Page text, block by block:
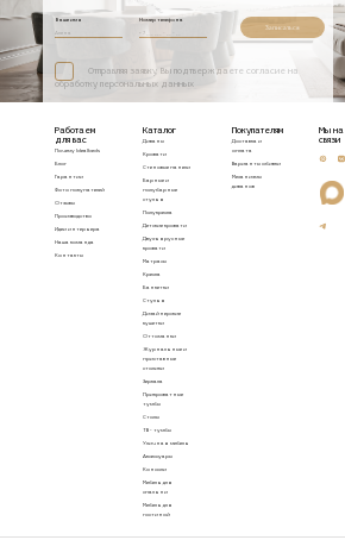
Ваше имя Номер телефона
Записаться
Отправляя заявку, Вы подтверждаете согласие на
обработку персональных данных
Работаем
для вас
Почему Idealbeds
Блог
Гарантии
Фото покупателей
Отзывы
Производство
Идеи интерьера
Наша команда
Контакты
Каталог
Диваны
Кровати
Стеновые панели
Барные и
полубарные
стулья
Полукресла
Детские кровати
Двухъярусные
кровати
Матрасы
Кресла
Банкетки
Стулья
Дизайнерские
кушетки
Оттоманки
Журнальные и
приставные
столики
Зеркала
Прикроватные
тумбы
Столы
ТВ - тумбы
Уличная мебель
Аксессуары
Консоли
Мебель для
спальни
Мебель для
гостиной
Покупателям
Доставка и
оплата
Варианты обивки
Механизмы
диванов
Мы на
связи